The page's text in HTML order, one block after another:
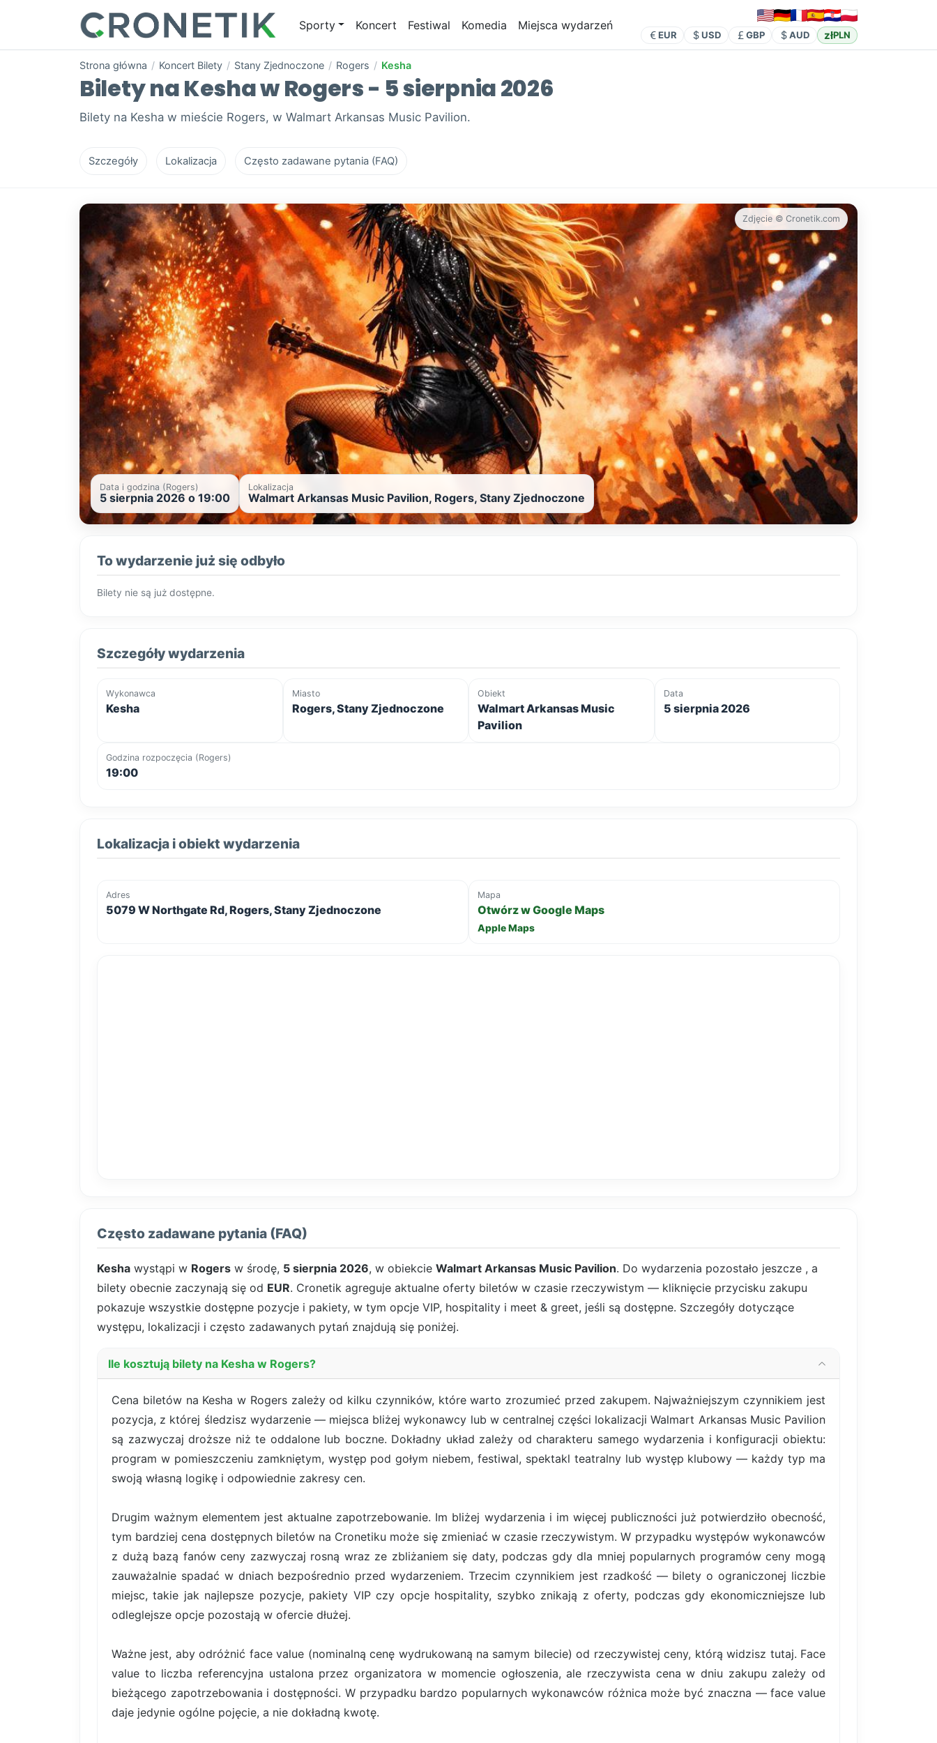
Sporty Koncert Festiwal Komedia Miejsca wydarzeń
EUR USD GBP AUD złPLN
Strona główna / Koncert Bilety / Stany Zjednoczone / Rogers / Kesha
Bilety na Kesha w Rogers - 5 sierpnia 2026
Bilety na Kesha w mieście Rogers, w Walmart Arkansas Music Pavilion.
Szczegóły Lokalizacja Często zadawane pytania (FAQ)
Zdjęcie © Cronetik.com
Data i godzina (Rogers)
5 sierpnia 2026 o 19:00
Lokalizacja
Walmart Arkansas Music Pavilion, Rogers, Stany Zjednoczone
To wydarzenie już się odbyło
Bilety nie są już dostępne.
Szczegóły wydarzenia
Wykonawca
Kesha
Miasto
Rogers, Stany Zjednoczone
Obiekt
Walmart Arkansas Music
Pavilion
Data
5 sierpnia 2026
Godzina rozpoczęcia (Rogers)
19:00
Lokalizacja i obiekt wydarzenia
Adres
5079 W Northgate Rd, Rogers, Stany Zjednoczone
Mapa
Otwórz w Google Maps
Apple Maps
Często zadawane pytania (FAQ)
Kesha wystąpi w Rogers w środę, 5 sierpnia 2026, w obiekcie Walmart Arkansas Music Pavilion. Do wydarzenia pozostało jeszcze , a
bilety obecnie zaczynają się od EUR. Cronetik agreguje aktualne oferty biletów w czasie rzeczywistym — kliknięcie przycisku zakupu
pokazuje wszystkie dostępne pozycje i pakiety, w tym opcje VIP, hospitality i meet & greet, jeśli są dostępne. Szczegóły dotyczące
występu, lokalizacji i często zadawanych pytań znajdują się poniżej.
Ile kosztują bilety na Kesha w Rogers?
Cena biletów na Kesha w Rogers zależy od kilku czynników, które warto zrozumieć przed zakupem. Najważniejszym czynnikiem jest
pozycja, z której śledzisz wydarzenie — miejsca bliżej wykonawcy lub w centralnej części lokalizacji Walmart Arkansas Music Pavilion
są zazwyczaj droższe niż te oddalone lub boczne. Dokładny układ zależy od charakteru samego wydarzenia i konfiguracji obiektu:
program w pomieszczeniu zamkniętym, występ pod gołym niebem, festiwal, spektakl teatralny lub występ klubowy — każdy typ ma
swoją własną logikę i odpowiednie zakresy cen.
Drugim ważnym elementem jest aktualne zapotrzebowanie. Im bliżej wydarzenia i im więcej publiczności już potwierdziło obecność,
tym bardziej cena dostępnych biletów na Cronetiku może się zmieniać w czasie rzeczywistym. W przypadku występów wykonawców
z dużą bazą fanów ceny zazwyczaj rosną wraz ze zbliżaniem się daty, podczas gdy dla mniej popularnych programów ceny mogą
zauważalnie spadać w dniach bezpośrednio przed wydarzeniem. Trzecim czynnikiem jest rzadkość — bilety o ograniczonej liczbie
miejsc, takie jak najlepsze pozycje, pakiety VIP czy opcje hospitality, szybko znikają z oferty, podczas gdy ekonomiczniejsze lub
odleglejsze opcje pozostają w ofercie dłużej.
Ważne jest, aby odróżnić face value (nominalną cenę wydrukowaną na samym bilecie) od rzeczywistej ceny, którą widzisz tutaj. Face
value to liczba referencyjna ustalona przez organizatora w momencie ogłoszenia, ale rzeczywista cena w dniu zakupu zależy od
bieżącego zapotrzebowania i dostępności. W przypadku bardzo popularnych wykonawców różnica może być znaczna — face value
daje jedynie ogólne pojęcie, a nie dokładną kwotę.